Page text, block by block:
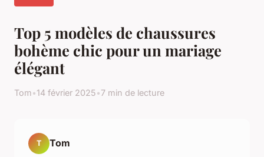
Top 5 modèles de chaussures
bohème chic pour un mariage
élégant
Tom•14 février 2025•7 min de lecture
T Tom